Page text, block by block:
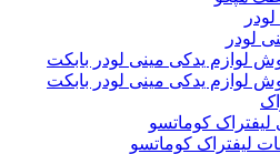
مینی لودر بابکت
مینی لودر بابکت
کوماتسو